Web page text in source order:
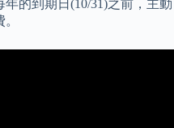
的到期日(10/31)之前，主動